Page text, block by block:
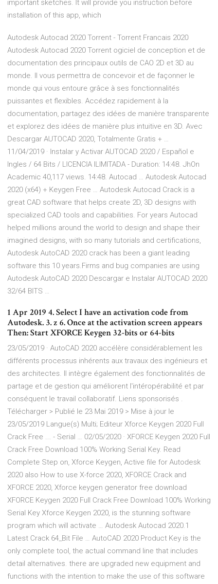
important sketches. It will provide you instruction before
installation of this app, which
Autodesk Autocad 2020 Torrent - Torrent Francais 2020
Autodesk Autocad 2020 Torrent ogiciel de conception et de
documentation des principaux outils de CAO 2D et 3D au
monde. Il vous permettra de concevoir et de façonner le
monde qui vous entoure grâce à ses fonctionnalités
puissantes et flexibles. Accédez rapidement à la
documentation, partagez des idées de manière transparente
et explorez des idées de manière plus intuitive en 3D. Avec
Descargar AUTOCAD 2020, Totalmente Gratis + …
11/04/2019 · Instalar y Activar AUTOCAD 2020 / Español e
Ingles / 64 Bits / LICENCIA ILIMITADA - Duration: 14:48. JhOn
Academic 40,117 views. 14:48. Autocad … Autodesk Autocad
2020 (x64) + Keygen Free … Autodesk Autocad Crack is a
great CAD software that helps create 2D, 3D designs with
specialized CAD tools and capabilities. For years Autocad
helped millions around the world to design and shape their
imagined designs, with so many tutorials and certifications,
Autodesk AutoCAD 2020 crack has been a giant leading
software this 10 years.Firms and bug companies are using
Autodesk AutoCAD 2020 Descargar e Instalar AUTOCAD 2020
32/64 BITS …
1 Apr 2019 4. Select I have an activation code from
Autodesk. 3. z 6. Once at the activation screen appears
Then: Start XFORCE Keygen 32-bits or 64-bits
23/05/2019 · AutoCAD 2020 accélère considérablement les
différents processus inhérents aux travaux des ingénieurs et
des architectes. Il intègre également des fonctionnalités de
partage et de gestion qui améliorent l'intéropérabilité et par
conséquent le travail collaboratif. Liens sponsorisés .
Télécharger > Publié le 23 Mai 2019 > Mise à jour le
23/05/2019 Langue(s) Multi; Editeur Xforce Keygen 2020 Full
Crack Free ... - Serial … 02/05/2020 · XFORCE Keygen 2020 Full
Crack Free Download 100% Working Serial Key. Read
Complete Step on, Xforce Keygen, Active file for Autodesk
2020 also How to use X-force 2020, XFORCE Crack and
XFORCE 2020, Xforce keygen generator free download
XFORCE Keygen 2020 Full Crack Free Download 100% Working
Serial Key Xforce Keygen 2020, is the stunning software
program which will activate … Autodesk Autocad 2020.1
Latest Crack 64_Bit File … AutoCAD 2020 Product Key is the
only complete tool, the actual command line that includes
detail alternatives. there are upgraded new equipment and
functions with the intention to make the use of this software